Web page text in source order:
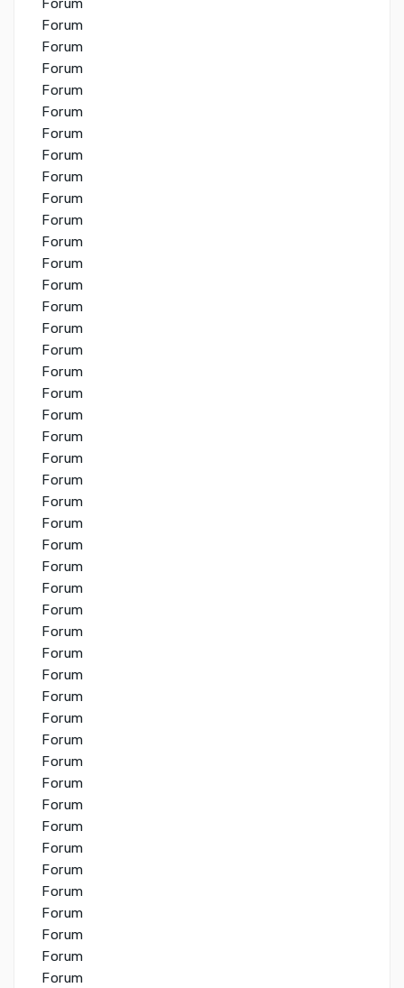
Forum
Forum
Forum
Forum
Forum
Forum
Forum
Forum
Forum
Forum
Forum
Forum
Forum
Forum
Forum
Forum
Forum
Forum
Forum
Forum
Forum
Forum
Forum
Forum
Forum
Forum
Forum
Forum
Forum
Forum
Forum
Forum
Forum
Forum
Forum
Forum
Forum
Forum
Forum
Forum
Forum
Forum
Forum
Forum
Forum
Forum